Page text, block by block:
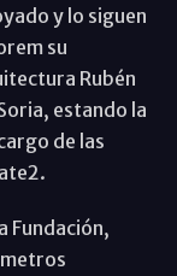
y lo siguen
su
Rubén
estando la
de las
Fundación,